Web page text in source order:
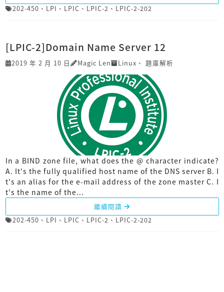
202-450 、 LPI 、 LPIC 、 LPIC-2 、 LPIC-2-202
[LPIC-2]Domain Name Server 12
2019 年 2 月 10 日 Magic Len Linux 、 題庫解析
In a BIND zone file, what does the @ character indicate?
A. It's the fully qualified host name of the DNS server B. I
t's an alias for the e-mail address of the zone master C. I
t's the name of the...
繼續閱讀
202-450 、 LPI 、 LPIC 、 LPIC-2 、 LPIC-2-202